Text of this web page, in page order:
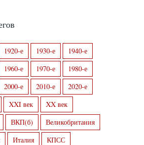
1920-е 1930-е
1940-е
1960-е 1970-е
1980-е
2000-е 2010-е
2020-е
XXI век
XX век
ВКП(б)
Великобритания
Италия
КПСС